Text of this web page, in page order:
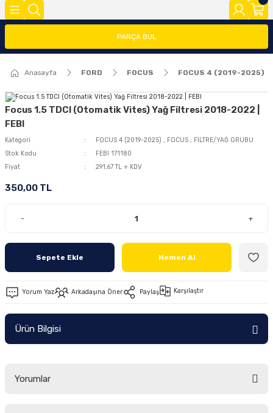
FOCUS
FAR/STOP/AYNA GRUBU
FOCUS 1
FOCUS 2 (2005-2008)
FOCUS 4 (2019-2025)
Ön/Arka Takımlar
FİESTA
FİESTA 08>
FİESTA 13 >
FİESTA 2002-2008
COURİER
COURİER 2014-2018
COURİER 2018-2023
COURİER 2023>
CONNECT
CONNECT 2002-2008
CONNECT 2008-2013
CONNECT 2014 >
TRANSİT
TRANSİT 2014-2018
TRANSİT 2018-2023
MODEL Y
2020>
(FMY)
PARÇA BUL
Anasayfa FORD FOCUS FOCUS 4 (2019-2025)
Focus 1.5 TDCI (Otomatik Vites) Yağ Filtresi 2018-2022 |
FEBI
Kategori FOCUS 4 (2019-2025) , FOCUS , FİLTRE/YAĞ GRUBU
Stok Kodu
FEBI 171180
Fiyat
291,67 TL + KDV
350,00 TL
- +
Sepete Ekle Hemen Al
Yorum Yaz Arkadaşına Öner Paylaş Karşılaştır
Ürün Bilgisi
Yorumlar